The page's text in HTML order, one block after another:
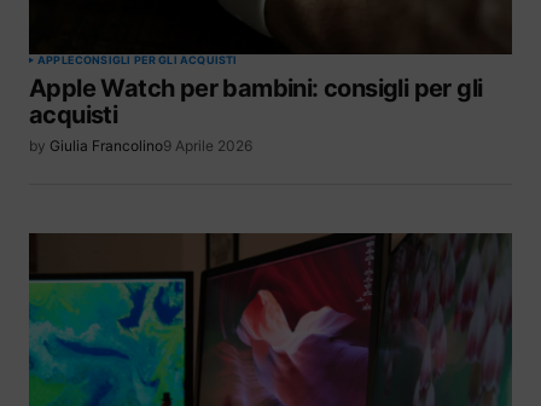
APPLECONSIGLI PER GLI ACQUISTI
Apple Watch per bambini: consigli per gli
acquisti
by Giulia Francolino9 Aprile 2026